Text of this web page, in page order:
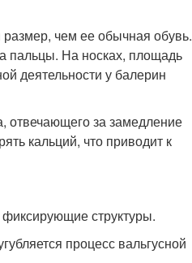
чем ее обычная обувь.
пальцы. На носках, площадь
деятельности у балерин
отвечающего за замедление
кальций, что приводит к
структуры.
процесс вальгусной